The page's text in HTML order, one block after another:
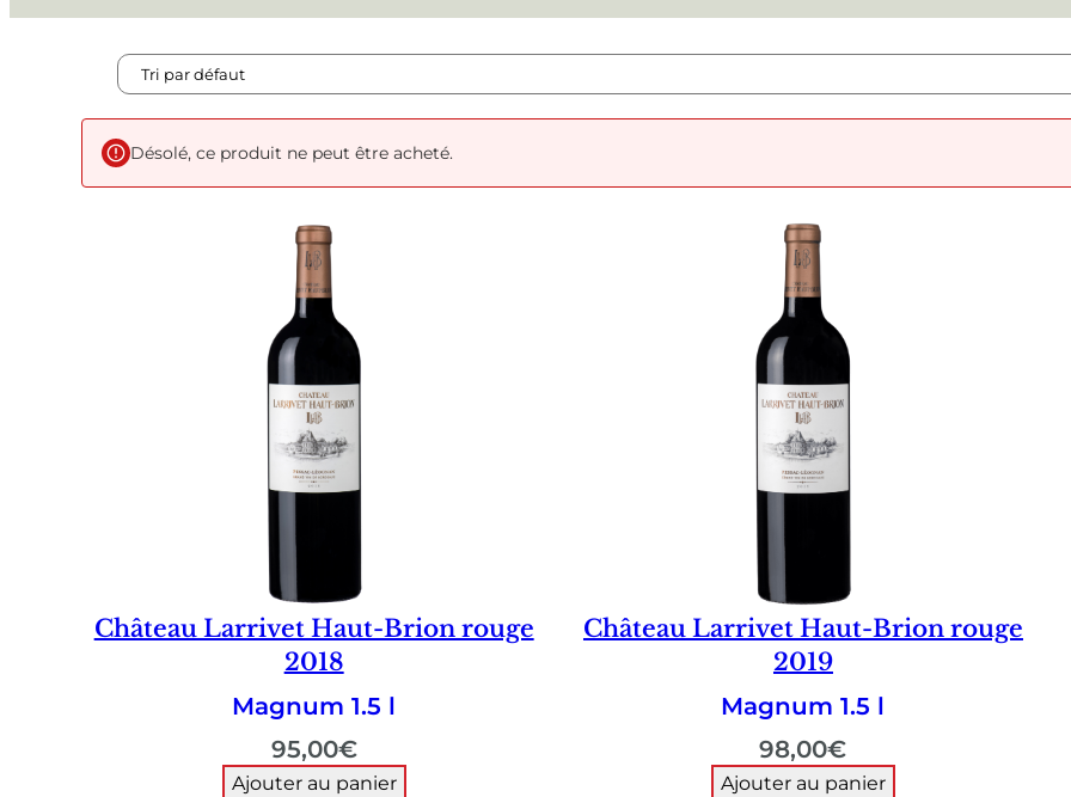
Désolé, ce produit ne peut être acheté.
Château Larrivet Haut-Brion rouge
2018
Magnum 1.5 l
95,00€
Ajouter au panier
Château Larrivet Haut-Brion rouge
2019
Magnum 1.5 l
98,00€
Ajouter au panier